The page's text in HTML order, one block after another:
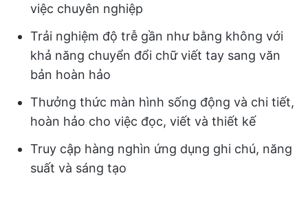
việc chuyên nghiệp
Trải nghiệm độ trễ gần như bằng không với
khả năng chuyển đổi chữ viết tay sang văn
bản hoàn hảo
Thưởng thức màn hình sống động và chi tiết,
hoàn hảo cho việc đọc, viết và thiết kế
Truy cập hàng nghìn ứng dụng ghi chú, năng
suất và sáng tạo